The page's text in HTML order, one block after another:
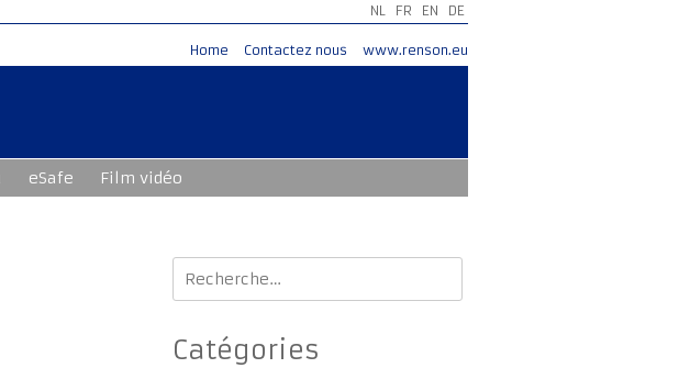
NL FR EN DE
Home Contactez nous www.renson.eu
eSafe Film vidéo
Rechercher :
Catégories